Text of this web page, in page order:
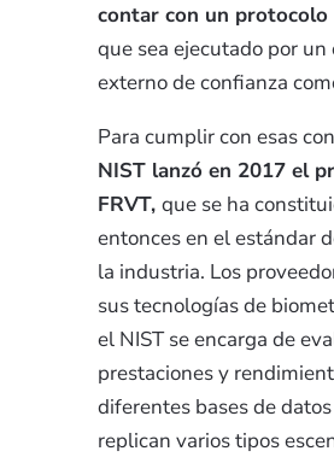
contar con un
que sea ejecutado por un
externo de confianza
Para cumplir con esas
NIST lanzó en 2017 el
FRVT, que se ha
entonces en el estándar
la industria. Los
sus tecnologías de
el NIST se encarga de
prestaciones y
diferentes bases de
replican varios tipos